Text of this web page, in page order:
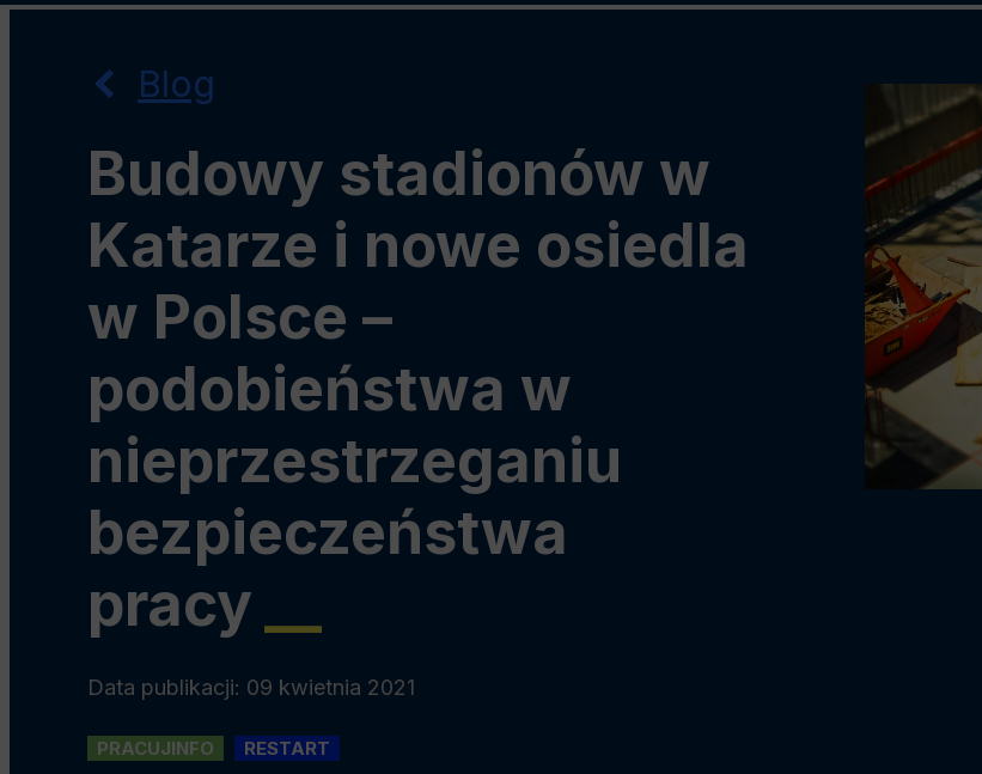
wyszukiwarki
Wolontariat
Praktyki zawodowe
Blog
Budowy stadionów w
Katarze i nowe osiedla
w Polsce –
podobieństwa w
nieprzestrzeganiu
bezpieczeństwa
pracy
Data publikacji: 09 kwietnia 2021
PRACUJINFO RESTART